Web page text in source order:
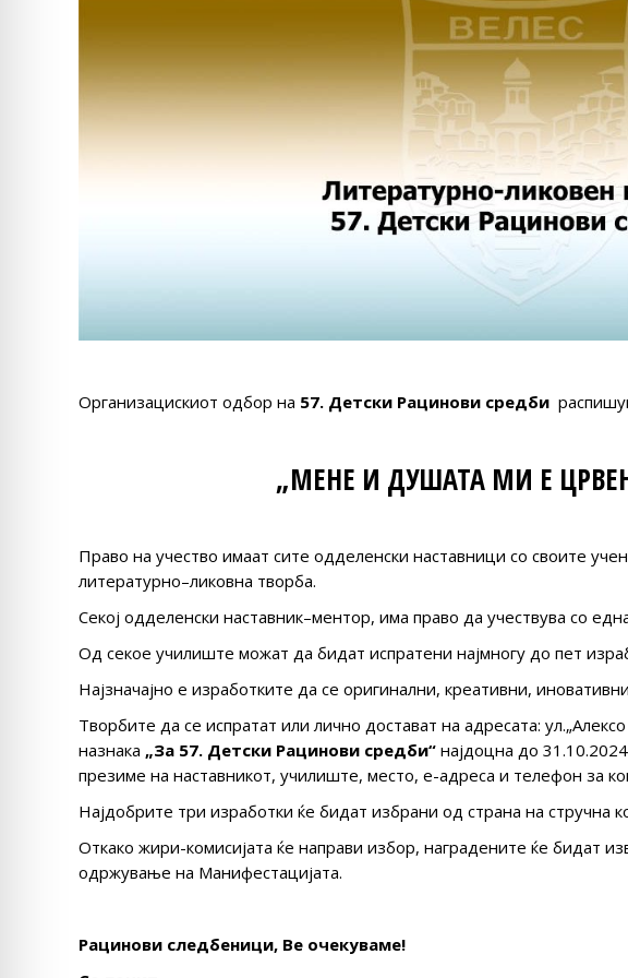
Организацискиот одбор на 57. Детски Рацинови средби
„МЕНЕ И ДУШАТА МИ Е
Право на учество имаат сите одделенски наставници со своите
литературно–ликовна творба.
Секој одделенски наставник–ментор, има право да учествува со
Од секое училиште можат да бидат испратени најмногу до пет
Најзначајно е изработките да се оригинални, креативни,
Творбите да се испратат или лично достават на адресата:
назнака „За 57. Детски Рацинови средби“ најдоцна до
презиме на наставникот, училиште, место, е-адреса и телефон за
Најдобрите три изработки ќе бидат избрани од страна на стручна
Откако жири-комисијата ќе направи избор, наградените ќе бидат
одржување на Манифестацијата.
Рацинови следбеници, Ве очекуваме!